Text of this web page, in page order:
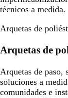
técnicos a medida.
Arquetas de
Arquetas de
Arquetas de paso,
soluciones a
comunidades e